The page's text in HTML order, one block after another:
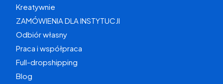
Kreatywnie
ZAMÓWIENIA DLA INSTYTUCJI
Odbiór własny
Praca i współpraca
Full-dropshipping
Blog